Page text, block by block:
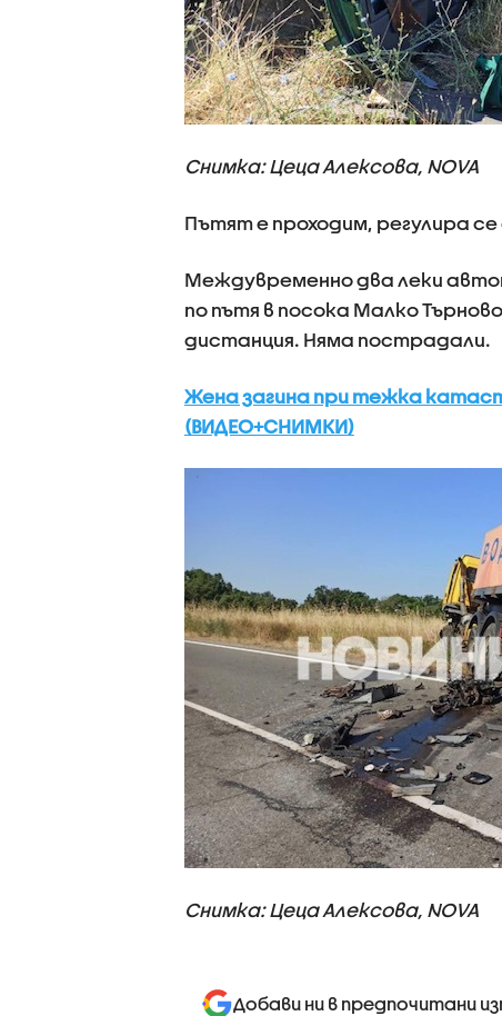
Снимка: Цеца Алексова, NOVA
Пътят е проходим, регулира
Междувременно два леки
по пътя в посока Малко
дистанция. Няма пострадали.
Жена загина при тежка
(ВИДЕО+СНИМКИ)
Снимка: Цеца Алексова, NOVA
Добави ни в предпочитани